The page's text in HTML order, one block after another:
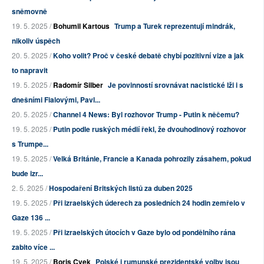
sněmovně
19. 5. 2025 /Bohumil Kartous Trump a Turek reprezentují mindrák,
nikoliv úspěch
20. 5. 2025 /Koho volit? Proč v české debatě chybí pozitivní vize a jak
to napravit
19. 5. 2025 /Radomír Silber Je povinností srovnávat nacistické lži i s
dnešními Fialovými, Pavl...
20. 5. 2025 /Channel 4 News: Byl rozhovor Trump - Putin k něčemu?
19. 5. 2025 /Putin podle ruských médií řekl, že dvouhodinový rozhovor
s Trumpe...
19. 5. 2025 /Velká Británie, Francie a Kanada pohrozily zásahem, pokud
bude izr...
2. 5. 2025 /Hospodaření Britských listů za duben 2025
19. 5. 2025 /Při izraelských úderech za posledních 24 hodin zemřelo v
Gaze 136 ...
19. 5. 2025 /Při izraelských útocích v Gaze bylo od pondělního rána
zabito více ...
19. 5. 2025 /Boris Cvek Polské i rumunské prezidentské volby jsou